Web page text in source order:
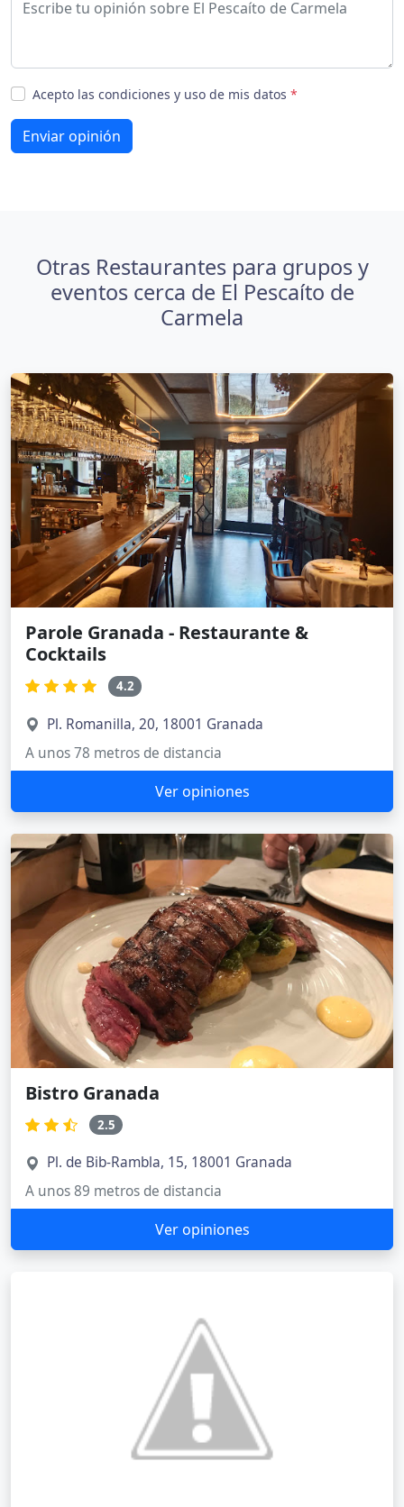
Acepto las condiciones y uso de mis datos *
Enviar opinión
Otras Restaurantes para grupos y
eventos cerca de El Pescaíto de
Carmela
Parole Granada - Restaurante &
Cocktails
4.2
Pl. Romanilla, 20, 18001 Granada
A unos 78 metros de distancia
Ver opiniones
Bistro Granada
2.5
Pl. de Bib-Rambla, 15, 18001 Granada
A unos 89 metros de distancia
Ver opiniones